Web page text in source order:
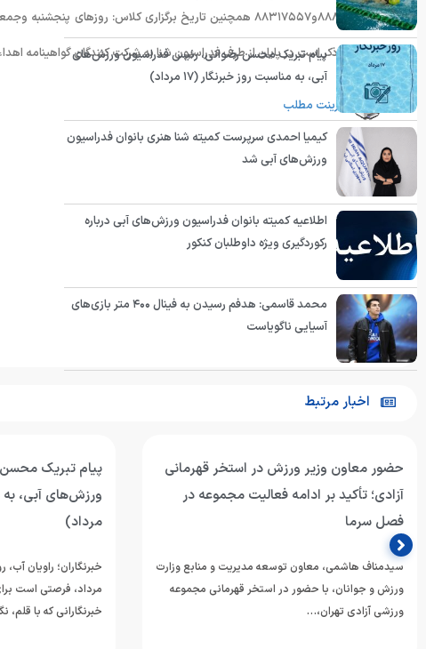
آزادی شایان ذکر است در پایان از طرف فدراسیون شنا به شرکت کنندگان گواهینامه
پرینت مطلب
پیام تبریک محسن رضوانی، رئیس فدراسیون ورزش‌های
آبی، به مناسبت روز خبرنگار (۱۷ مرداد)
کیمیا احمدی سرپرست کمیته شنا هنری بانوان فدراسیون
ورزش‌های آبی شد
اطلاعیه کمیته بانوان فدراسیون ورزش‌های آبی درباره
رکوردگیری ویژه داوطلبان کنکور
محمد قاسمی: هدفم رسیدن به فینال ۴۰۰ متر بازی‌های
آسیایی ناگویاست
اخبار مرتبط
حضور معاون وزیر ورزش در استخر قهرمانی
آزادی؛ تأکید بر ادامه فعالیت مجموعه در
فصل سرما
سیدمناف هاشمی، معاون توسعه مدیریت و منابع وزارت
ورزش و جوانان، با حضور در استخر قهرمانی مجموعه
ورزشی آزادی تهران،…
پیام تبریک
مرداد)
مرداد، فرصتی است
خبرنگارانی که با قلم،